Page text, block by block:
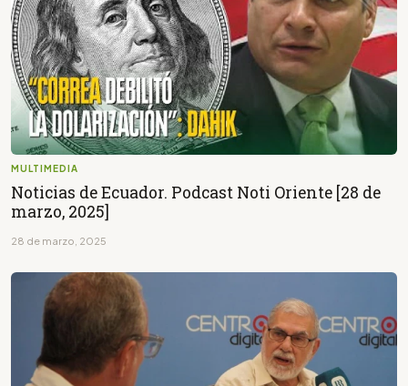
MULTIMEDIA
Noticias de Ecuador. Podcast Noti Oriente [28 de
marzo, 2025]
28 de marzo, 2025